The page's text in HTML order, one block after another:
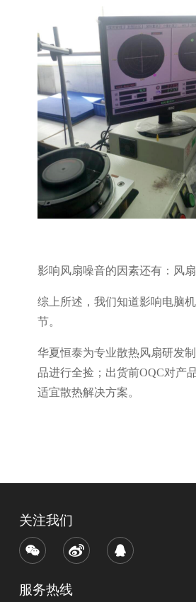
影响风扇噪音的因素还有：风
综上所述，我们知道影响电脑
节。
华夏恒泰为专业散热风扇研发
品进行全捡；出货前OQC对产
适宜散热解决方案。
关注我们
服务热线